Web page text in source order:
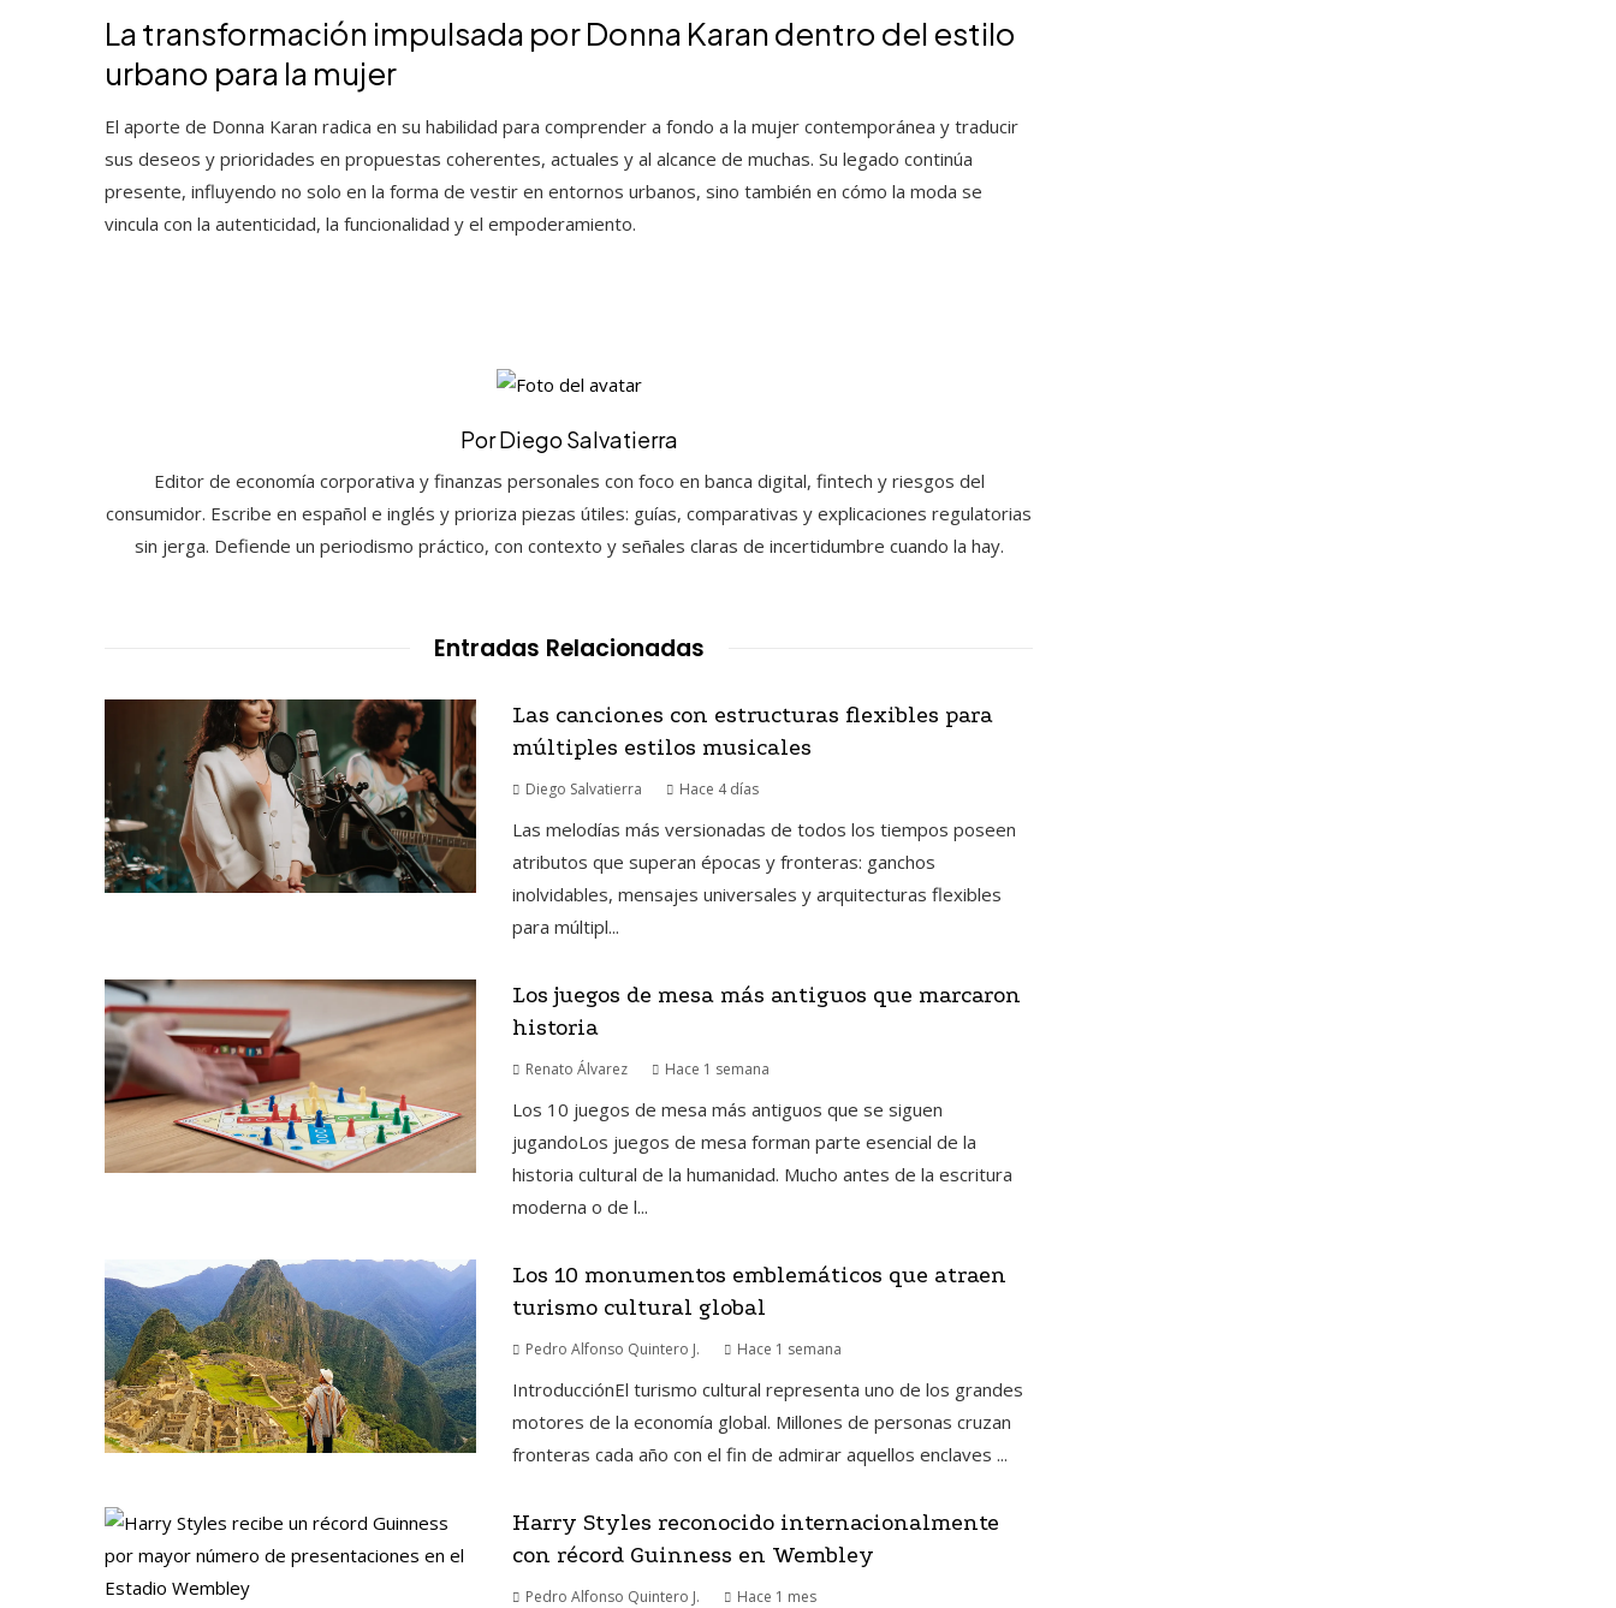
La transformación impulsada por Donna Karan dentro del estilo
urbano para la mujer
El aporte de Donna Karan radica en su habilidad para comprender a fondo a la mujer contemporánea y traducir
sus deseos y prioridades en propuestas coherentes, actuales y al alcance de muchas. Su legado continúa
presente, influyendo no solo en la forma de vestir en entornos urbanos, sino también en cómo la moda se
vincula con la autenticidad, la funcionalidad y el empoderamiento.
Por Diego Salvatierra
Editor de economía corporativa y finanzas personales con foco en banca digital, fintech y riesgos del
consumidor. Escribe en español e inglés y prioriza piezas útiles: guías, comparativas y explicaciones regulatorias
sin jerga. Defiende un periodismo práctico, con contexto y señales claras de incertidumbre cuando la hay.
Entradas Relacionadas
Las canciones con estructuras flexibles para
múltiples estilos musicales
Diego Salvatierra Hace 4 días
Las melodías más versionadas de todos los tiempos poseen
atributos que superan épocas y fronteras: ganchos
inolvidables, mensajes universales y arquitecturas flexibles
para múltipl...
Los juegos de mesa más antiguos que marcaron
historia
Renato Álvarez Hace 1 semana
Los 10 juegos de mesa más antiguos que se siguen
jugandoLos juegos de mesa forman parte esencial de la
historia cultural de la humanidad. Mucho antes de la escritura
moderna o de l...
Los 10 monumentos emblemáticos que atraen
turismo cultural global
Pedro Alfonso Quintero J. Hace 1 semana
IntroducciónEl turismo cultural representa uno de los grandes
motores de la economía global. Millones de personas cruzan
fronteras cada año con el fin de admirar aquellos enclaves ...
Harry Styles reconocido internacionalmente
con récord Guinness en Wembley
Pedro Alfonso Quintero J. Hace 1 mes